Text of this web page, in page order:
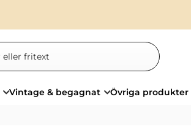
Vintage & begagnat Övriga produkter